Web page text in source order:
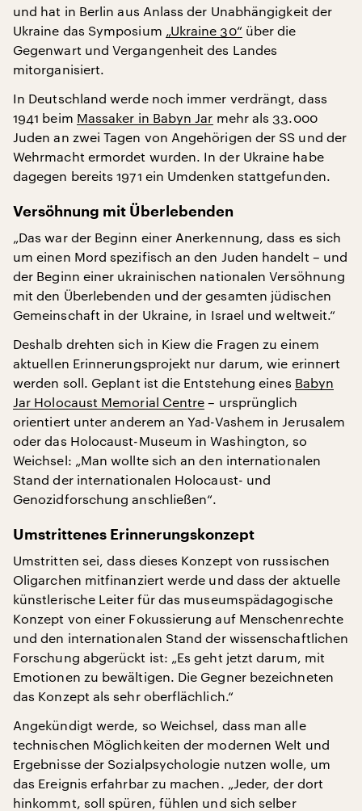
und hat in Berlin aus Anlass der Unabhängigkeit der
Ukraine das Symposium „Ukraine 30“ über die
Gegenwart und Vergangenheit des Landes
mitorganisiert.
In Deutschland werde noch immer verdrängt, dass
1941 beim Massaker in Babyn Jar mehr als 33.000
Juden an zwei Tagen von Angehörigen der SS und der
Wehrmacht ermordet wurden. In der Ukraine habe
dagegen bereits 1971 ein Umdenken stattgefunden.
Versöhnung mit Überlebenden
„Das war der Beginn einer Anerkennung, dass es sich
um einen Mord spezifisch an den Juden handelt – und
der Beginn einer ukrainischen nationalen Versöhnung
mit den Überlebenden und der gesamten jüdischen
Gemeinschaft in der Ukraine, in Israel und weltweit.“
Deshalb drehten sich in Kiew die Fragen zu einem
aktuellen Erinnerungsprojekt nur darum, wie erinnert
werden soll. Geplant ist die Entstehung eines Babyn
Jar Holocaust Memorial Centre – ursprünglich
orientiert unter anderem an Yad-Vashem in Jerusalem
oder das Holocaust-Museum in Washington, so
Weichsel: „Man wollte sich an den internationalen
Stand der internationalen Holocaust- und
Genozidforschung anschließen“.
Umstrittenes Erinnerungskonzept
Umstritten sei, dass dieses Konzept von russischen
Oligarchen mitfinanziert werde und dass der aktuelle
künstlerische Leiter für das museumspädagogische
Konzept von einer Fokussierung auf Menschenrechte
und den internationalen Stand der wissenschaftlichen
Forschung abgerückt ist: „Es geht jetzt darum, mit
Emotionen zu bewältigen. Die Gegner bezeichneten
das Konzept als sehr oberflächlich.“
Angekündigt werde, so Weichsel, dass man alle
technischen Möglichkeiten der modernen Welt und
Ergebnisse der Sozialpsychologie nutzen wolle, um
das Ereignis erfahrbar zu machen. „Jeder, der dort
hinkommt, soll spüren, fühlen und sich selber